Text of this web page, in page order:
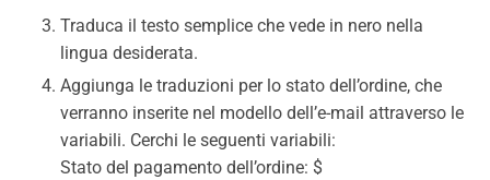
Traduca il testo semplice che vede in nero nella
lingua desiderata.
Aggiunga le traduzioni per lo stato dell’ordine, che
verranno inserite nel modello dell’e-mail attraverso le
variabili. Cerchi le seguenti variabili:
Stato del pagamento dell’ordine: $